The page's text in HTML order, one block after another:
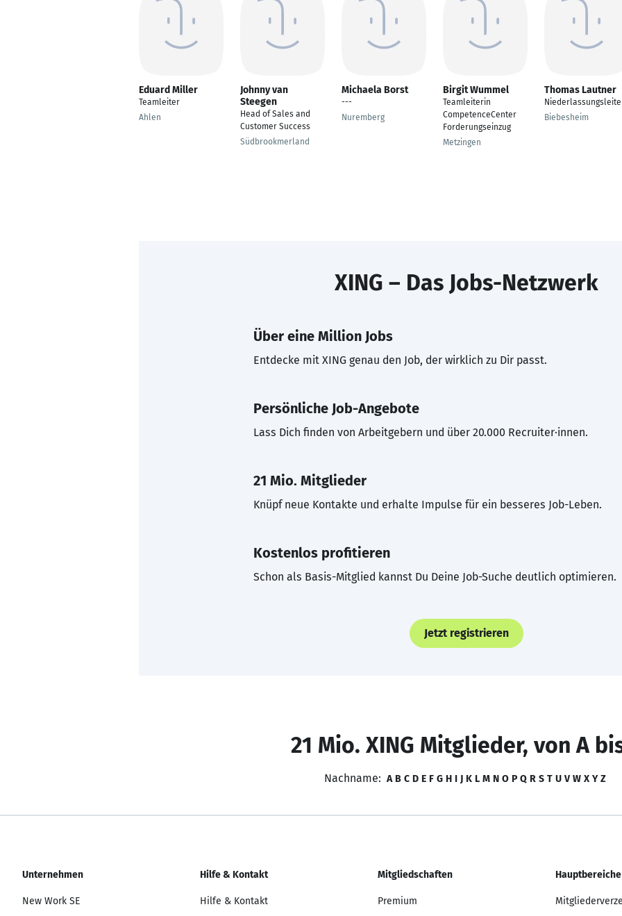
Eduard Miller
Teamleiter
Ahlen
Johnny van
Steegen
Head of Sales and
Customer Success
Südbrookmerland
Michaela Borst
---
Nuremberg
Birgit Wummel
Teamleiterin
CompetenceCenter
Forderungseinzug
Metzingen
Thomas Lautner
Biebesheim
XING – Das Jobs-Netzwerk
Über eine Million Jobs
Entdecke mit XING genau den Job, der wirklich zu Dir passt.
Persönliche Job-Angebote
Lass Dich finden von Arbeitgebern und über 20.000 Recruiter·innen.
21 Mio. Mitglieder
Knüpf neue Kontakte und erhalte Impulse für ein besseres Job-Leben.
Kostenlos profitieren
Schon als Basis-Mitglied kannst Du Deine Job-Suche deutlich optimieren.
Jetzt registrieren
21 Mio. XING Mitglieder, von A
Nachname: A B C D E F G H I J K L M N O P Q R S T U V W X Y Z
Unternehmen
New Work SE
Hilfe & Kontakt
Hilfe & Kontakt
Mitgliedschaften
Premium
Hauptbereiche